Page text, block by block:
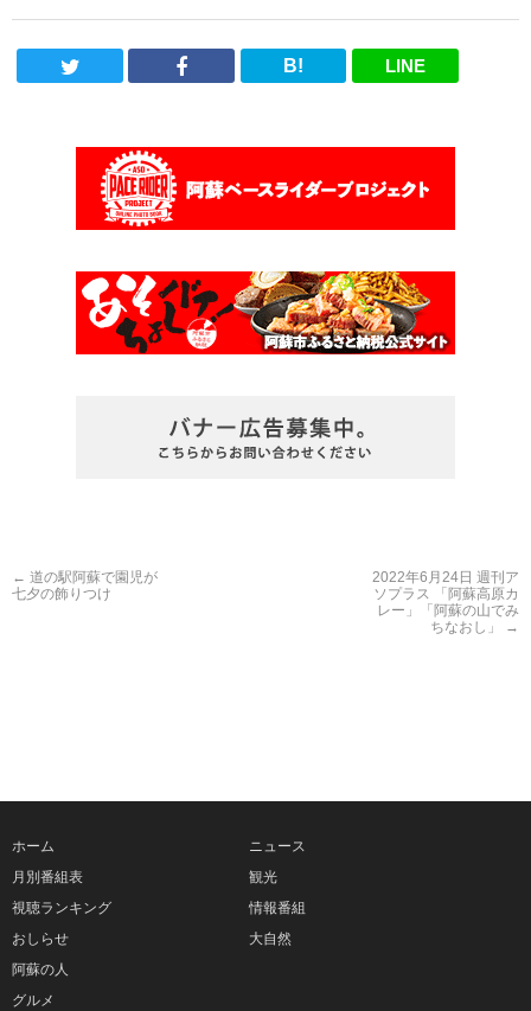
B! LINE
← 道の駅阿蘇で園児が
七夕の飾りつけ
2022年6月24日 週刊ア
ソプラス 「阿蘇高原カ
レー」「阿蘇の山でみ
ちなおし」
→
ホーム
月別番組表
視聴ランキング
おしらせ
ニュース
観光
情報番組
大自然
阿蘇の人
グルメ